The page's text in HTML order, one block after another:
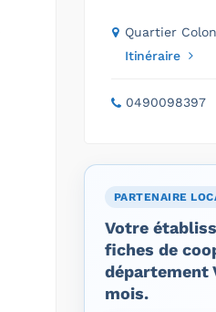
Quartier
Itinéraire
0490098397
PARTENAIRE
Votre
fiches de
département
mois.